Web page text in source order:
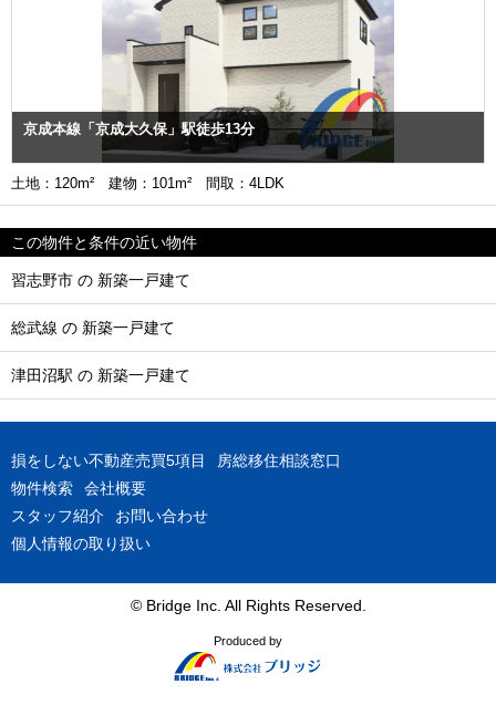
京成本線「京成大久保」駅徒歩13分
土地：120m² 建物：101m² 間取：4LDK
この物件と条件の近い物件
習志野市 の 新築一戸建て
総武線 の 新築一戸建て
津田沼駅 の 新築一戸建て
損をしない不動産売買5項目
房総移住相談窓口
物件検索
会社概要
スタッフ紹介
お問い合わせ
個人情報の取り扱い
© Bridge Inc. All Rights Reserved.
Produced by